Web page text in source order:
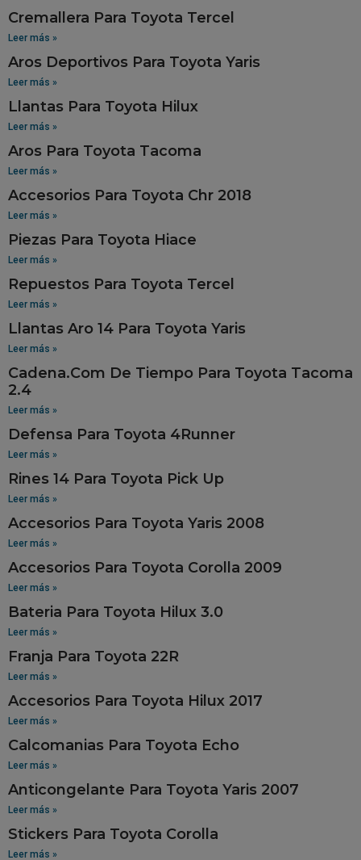
Cremallera Para Toyota Tercel
Leer más »
Aros Deportivos Para Toyota Yaris
Leer más »
Llantas Para Toyota Hilux
Leer más »
Aros Para Toyota Tacoma
Leer más »
Accesorios Para Toyota Chr 2018
Leer más »
Piezas Para Toyota Hiace
Leer más »
Repuestos Para Toyota Tercel
Leer más »
Llantas Aro 14 Para Toyota Yaris
Leer más »
Cadena.Com De Tiempo Para Toyota Tacoma
2.4
Leer más »
Defensa Para Toyota 4Runner
Leer más »
Rines 14 Para Toyota Pick Up
Leer más »
Accesorios Para Toyota Yaris 2008
Leer más »
Accesorios Para Toyota Corolla 2009
Leer más »
Bateria Para Toyota Hilux 3.0
Leer más »
Franja Para Toyota 22R
Leer más »
Accesorios Para Toyota Hilux 2017
Leer más »
Calcomanias Para Toyota Echo
Leer más »
Anticongelante Para Toyota Yaris 2007
Leer más »
Stickers Para Toyota Corolla
Leer más »